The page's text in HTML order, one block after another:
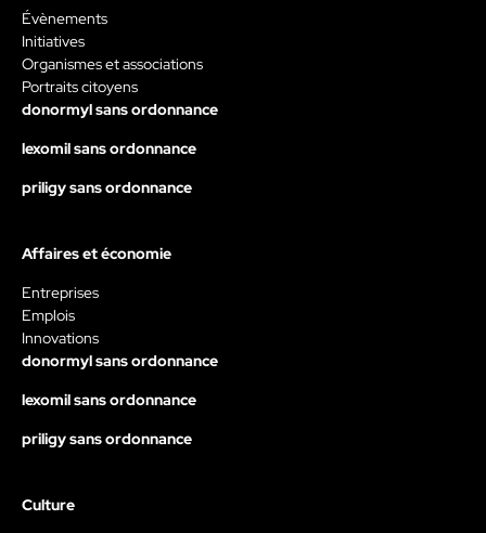
Évènements
Initiatives
Organismes et associations
Portraits citoyens
donormyl sans ordonnance
lexomil sans ordonnance
priligy sans ordonnance
Affaires et économie
Entreprises
Emplois
Innovations
donormyl sans ordonnance
lexomil sans ordonnance
priligy sans ordonnance
Culture